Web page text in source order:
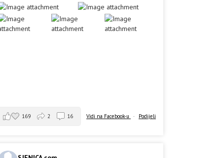
Vidi na Facebook-u · Podijeli
169 2 16